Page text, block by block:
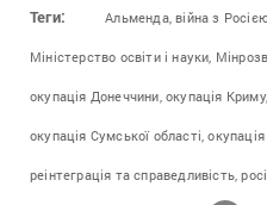
Теги: Альменда, війна з
Міністерство освіти і науки,
окупація Донеччини, окупація Криму,
окупація Сумської області,
реінтеграція та справедливість,